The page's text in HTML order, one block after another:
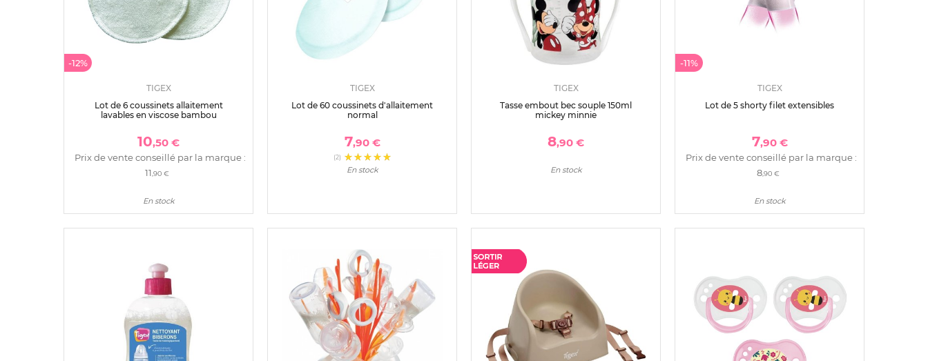
-12%
TIGEX
Lot de 6 coussinets allaitement
lavables en viscose bambou
10,50 €
Prix de vente conseillé par la marque :
11 ,90 €
En stock
TIGEX
Lot de 60 coussinets d'allaitement
normal
7,90 €
(2)
En stock
TIGEX
Tasse embout bec souple 150ml
mickey minnie
8,90 €
En stock
-11%
TIGEX
Lot de 5 shorty filet extensibles
7,90 €
Prix de vente conseillé par la marque :
8,90 €
En stock